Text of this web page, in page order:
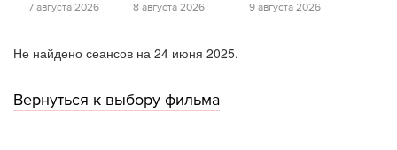
7 августа 2026 8 августа 2026 9 августа 2026
Не найдено сеансов на 24 июня 2025.
Вернуться к выбору фильма